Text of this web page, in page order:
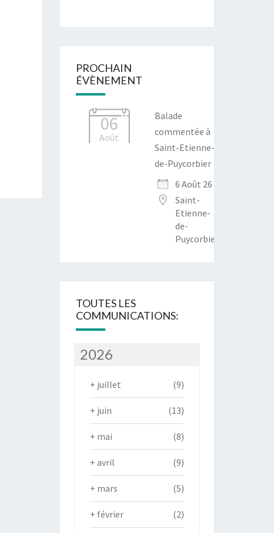
PROCHAIN
ÉVÈNEMENT
06
Août
Balade
commentée à
Saint-Etienne-
de-Puycorbier
6 Août 26
Saint-
Etienne-
de-
Puycorbier
TOUTES LES
COMMUNICATIONS:
2026
+ juillet (9)
+ juin (13)
+ mai (8)
+ avril (9)
+ mars (5)
+ février (2)